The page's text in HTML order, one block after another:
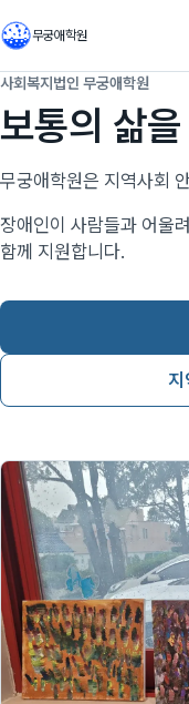
무궁애학원
사회복지법인 무궁애학원
보통의 삶
무궁애학원은 지역사회
장애인이 사람들과 어울
함께 지원합니다.
지